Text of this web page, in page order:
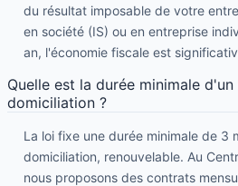
du résultat imposable de votre
en société (IS) ou en entreprise
an, l'économie fiscale est
Quelle est la durée minimale
domiciliation ?
La loi fixe une durée minimale de 3
domiciliation, renouvelable. Au
nous proposons des contrats